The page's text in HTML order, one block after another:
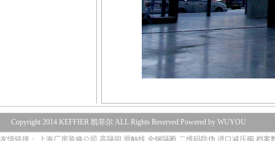
Copyright 2014 KEFFIER 凯菲尔 ALL Rights Reserved Powered by WUYOU
友情链接：
上海厂房装修公司 高隔间 滑触线 全钢隔断 二维码防伪 进口减压阀 档案